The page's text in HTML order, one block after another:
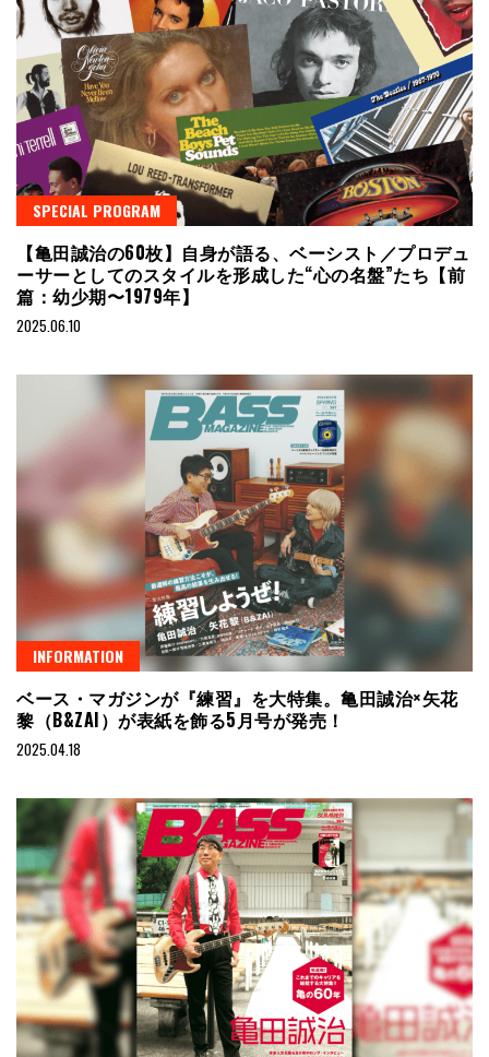
SPECIAL PROGRAM
【亀田誠治の60枚】自身が語る、ベーシスト／プロデュ
ーサーとしてのスタイルを形成した“心の名盤”たち【前
篇：幼少期〜1979年】
2025.06.10
INFORMATION
ベース・マガジンが『練習』を大特集。亀田誠治×矢花
黎（B&ZAI）が表紙を飾る5月号が発売！
2025.04.18